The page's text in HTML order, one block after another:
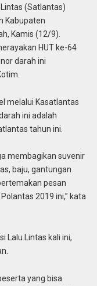
(Satlantas)
Kabupaten
Kamis (12/9).
HUT ke-64
darah ini
melalui Kasatlantas
ini adalah
tahun ini.
membagikan suvenir
baju, gantungan
pesan
2019 ini,” kata
Lalu Lintas kali ini,
yang bisa